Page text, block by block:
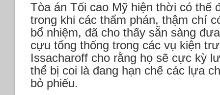
Tòa án Tối cao Mỹ hiện thời có thế
trong khi các thẩm phán, thậm chí
bổ nhiệm, đã cho thấy sẵn sàng
cựu tổng thống trong các vụ kiện
Issacharoff cho rằng họ sẽ cực kỳ
thể bị coi là đang hạn chế các lựa
bỏ phiếu.